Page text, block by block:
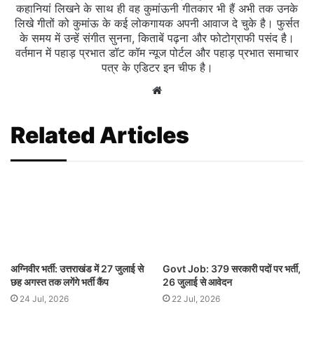
कहानियां लिखने के साथ ही वह कुमांऊनी गीतकार भी हैं अभी तक उनके
लिखे गीतों को कुमांऊ के कई लोकगायक अपनी आवाज दे चुके है। फुर्सत
के समय में उन्हें संगीत सुनना, किताबें पढ़ना और फोटोग्राफी पसंद है।
वर्तमान में पहाड़ प्रभात डॉट कॉम न्यूज पोर्टल और पहाड़ प्रभात समाचार
पत्र के एडिटर इन चीफ है।
Website
Related Articles
अग्निवीर भर्ती: उत्तराखंड में 27 जुलाई से
छह अगस्त तक लगेंगे भर्ती कैंप
24 Jul, 2026
Govt Job: 379 सरकारी पदों पर भर्ती,
26 जुलाई से आवेदन
22 Jul, 2026